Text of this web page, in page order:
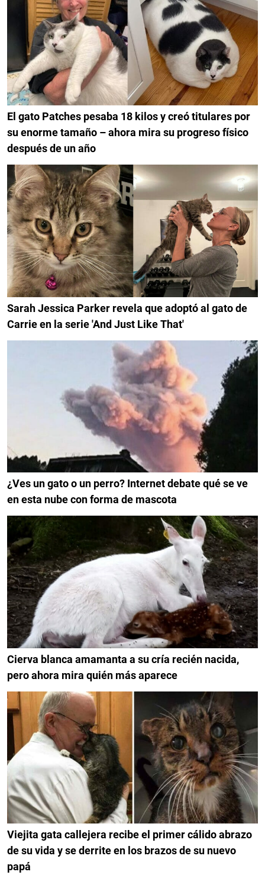
El gato Patches pesaba 18 kilos y creó titulares por
su enorme tamaño – ahora mira su progreso físico
después de un año
Sarah Jessica Parker revela que adoptó al gato de
Carrie en la serie 'And Just Like That'
¿Ves un gato o un perro? Internet debate qué se ve
en esta nube con forma de mascota
Cierva blanca amamanta a su cría recién nacida,
pero ahora mira quién más aparece
Viejita gata callejera recibe el primer cálido abrazo
de su vida y se derrite en los brazos de su nuevo
papá